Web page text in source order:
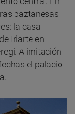
baztanesas
la casa
Iriarte en
A imitación
el palacio